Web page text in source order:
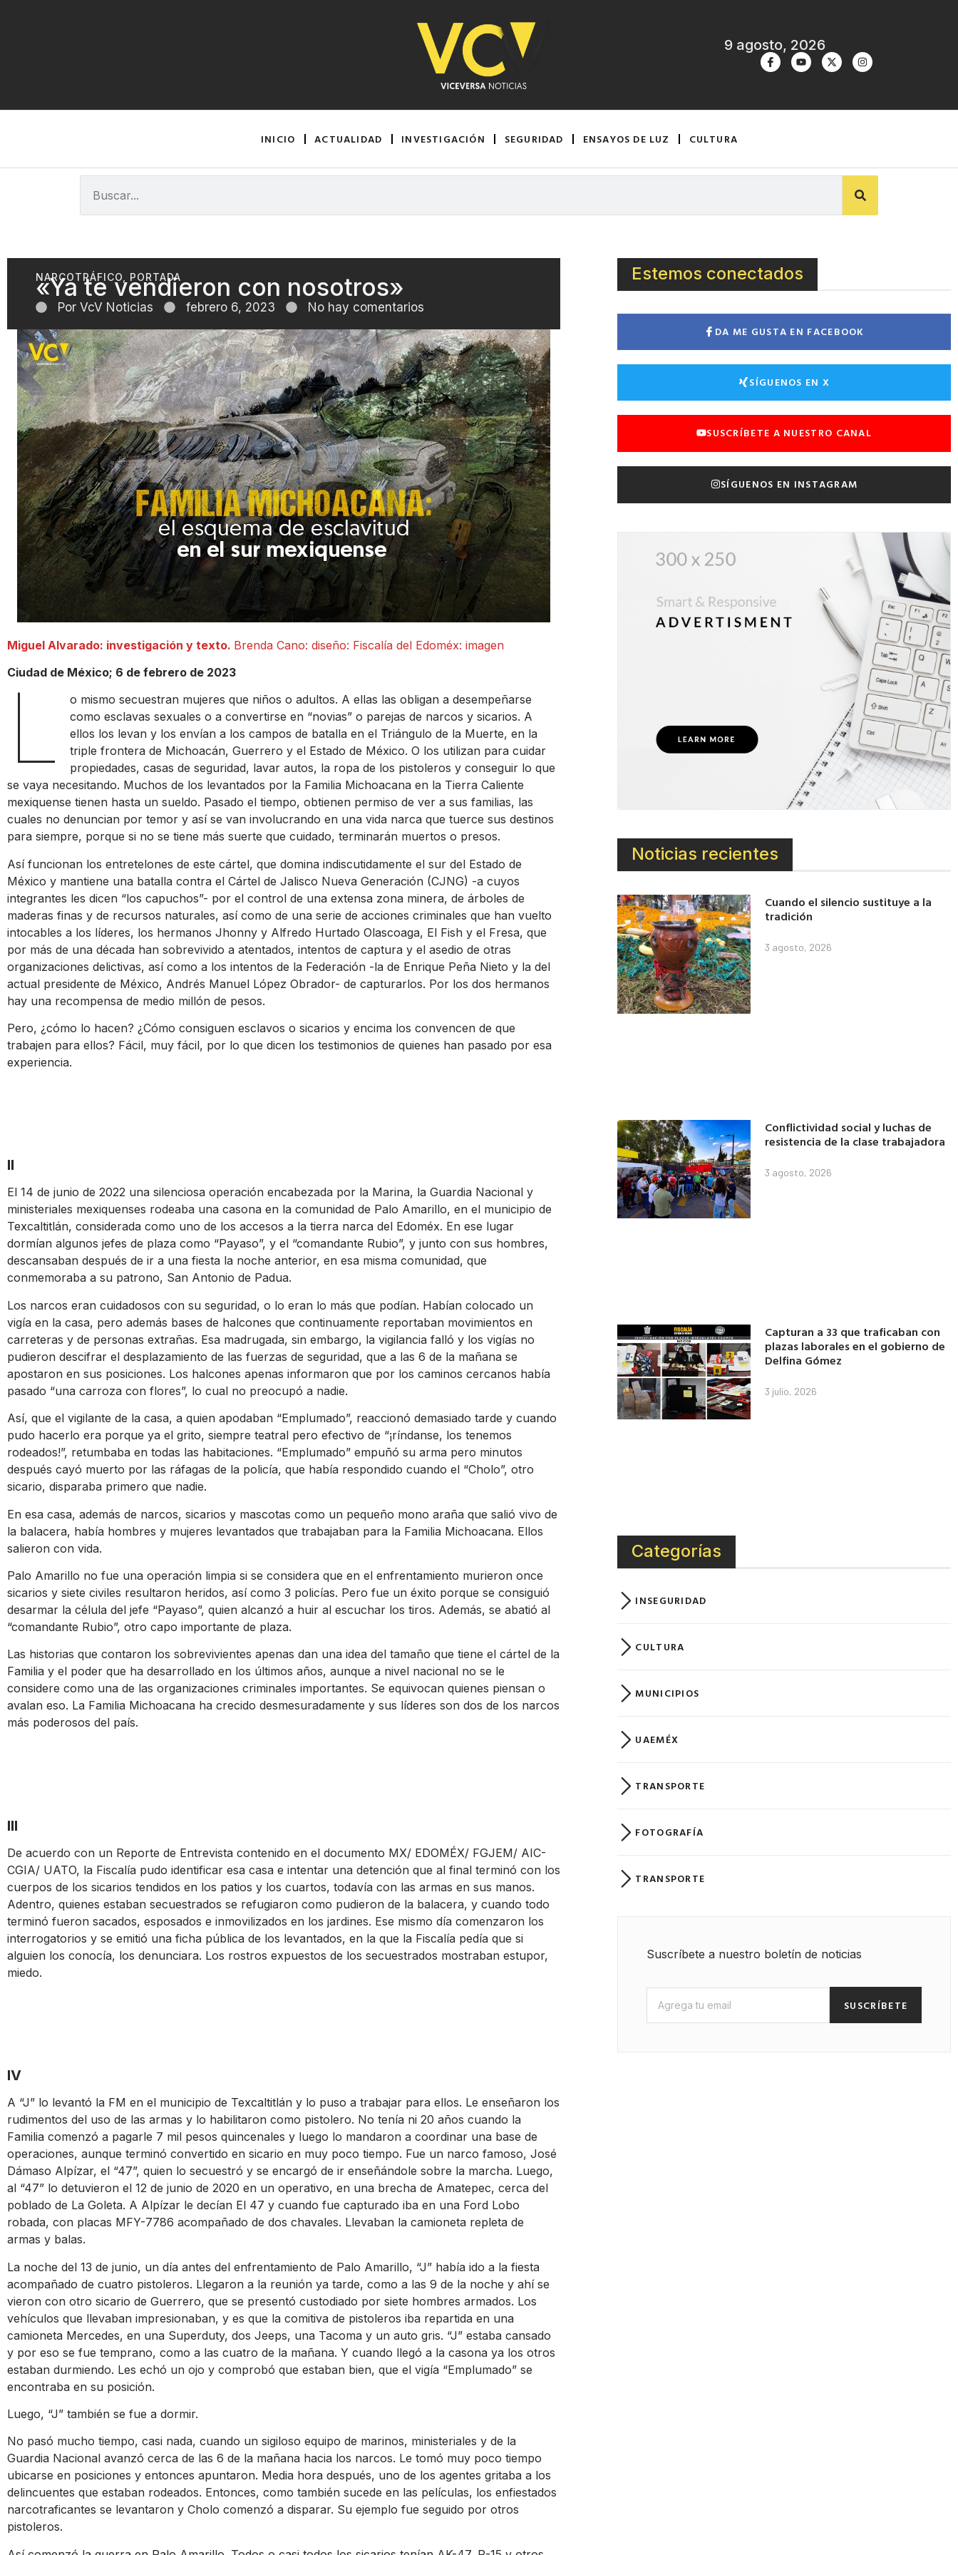
9 agosto, 2026
INICIO ACTUALIDAD INVESTIGACIÓN SEGURIDAD ENSAYOS DE LUZ CULTURA
NARCOTRÁFICO PORTADA
«Ya te vendieron con nosotros»
Por VcV Noticias febrero 6, 2023 No hay comentarios
Miguel Alvarado: investigación y texto. Brenda Cano: diseño: Fiscalía del Edoméx: imagen
Ciudad de México; 6 de febrero de 2023
L
o mismo secuestran mujeres que niños o adultos. A ellas las obligan a desempeñarse
como esclavas sexuales o a convertirse en “novias” o parejas de narcos y sicarios. A
ellos los levan y los envían a los campos de batalla en el Triángulo de la Muerte, en la
triple frontera de Michoacán, Guerrero y el Estado de México. O los utilizan para cuidar
propiedades, casas de seguridad, lavar autos, la ropa de los pistoleros y conseguir lo que
se vaya necesitando. Muchos de los levantados por la Familia Michoacana en la Tierra Caliente
mexiquense tienen hasta un sueldo. Pasado el tiempo, obtienen permiso de ver a sus familias, las
cuales no denuncian por temor y así se van involucrando en una vida narca que tuerce sus destinos
para siempre, porque si no se tiene más suerte que cuidado, terminarán muertos o presos.
Así funcionan los entretelones de este cártel, que domina indiscutidamente el sur del Estado de
México y mantiene una batalla contra el Cártel de Jalisco Nueva Generación (CJNG) -a cuyos
integrantes les dicen “los capuchos”- por el control de una extensa zona minera, de árboles de
maderas finas y de recursos naturales, así como de una serie de acciones criminales que han vuelto
intocables a los líderes, los hermanos Jhonny y Alfredo Hurtado Olascoaga, El Fish y el Fresa, que
por más de una década han sobrevivido a atentados, intentos de captura y el asedio de otras
organizaciones delictivas, así como a los intentos de la Federación -la de Enrique Peña Nieto y la del
actual presidente de México, Andrés Manuel López Obrador- de capturarlos. Por los dos hermanos
hay una recompensa de medio millón de pesos.
Pero, ¿cómo lo hacen? ¿Cómo consiguen esclavos o sicarios y encima los convencen de que
trabajen para ellos? Fácil, muy fácil, por lo que dicen los testimonios de quienes han pasado por esa
experiencia.
II
El 14 de junio de 2022 una silenciosa operación encabezada por la Marina, la Guardia Nacional y
ministeriales mexiquenses rodeaba una casona en la comunidad de Palo Amarillo, en el municipio de
Texcaltitlán, considerada como uno de los accesos a la tierra narca del Edoméx. En ese lugar
dormían algunos jefes de plaza como “Payaso”, y el “comandante Rubio”, y junto con sus hombres,
descansaban después de ir a una fiesta la noche anterior, en esa misma comunidad, que
conmemoraba a su patrono, San Antonio de Padua.
Los narcos eran cuidadosos con su seguridad, o lo eran lo más que podían. Habían colocado un
vigía en la casa, pero además bases de halcones que continuamente reportaban movimientos en
carreteras y de personas extrañas. Esa madrugada, sin embargo, la vigilancia falló y los vigías no
pudieron descifrar el desplazamiento de las fuerzas de seguridad, que a las 6 de la mañana se
apostaron en sus posiciones. Los halcones apenas informaron que por los caminos cercanos había
pasado “una carroza con flores”, lo cual no preocupó a nadie.
Así, que el vigilante de la casa, a quien apodaban “Emplumado”, reaccionó demasiado tarde y cuando
pudo hacerlo era porque ya el grito, siempre teatral pero efectivo de “¡ríndanse, los tenemos
rodeados!”, retumbaba en todas las habitaciones. “Emplumado” empuñó su arma pero minutos
después cayó muerto por las ráfagas de la policía, que había respondido cuando el “Cholo”, otro
sicario, disparaba primero que nadie.
En esa casa, además de narcos, sicarios y mascotas como un pequeño mono araña que salió vivo de
la balacera, había hombres y mujeres levantados que trabajaban para la Familia Michoacana. Ellos
salieron con vida.
Palo Amarillo no fue una operación limpia si se considera que en el enfrentamiento murieron once
sicarios y siete civiles resultaron heridos, así como 3 policías. Pero fue un éxito porque se consiguió
desarmar la célula del jefe “Payaso”, quien alcanzó a huir al escuchar los tiros. Además, se abatió al
“comandante Rubio”, otro capo importante de plaza.
Las historias que contaron los sobrevivientes apenas dan una idea del tamaño que tiene el cártel de la
Familia y el poder que ha desarrollado en los últimos años, aunque a nivel nacional no se le
considere como una de las organizaciones criminales importantes. Se equivocan quienes piensan o
avalan eso. La Familia Michoacana ha crecido desmesuradamente y sus líderes son dos de los narcos
más poderosos del país.
III
De acuerdo con un Reporte de Entrevista contenido en el documento MX/ EDOMÉX/ FGJEM/ AIC-
CGIA/ UATO, la Fiscalía pudo identificar esa casa e intentar una detención que al final terminó con los
cuerpos de los sicarios tendidos en los patios y los cuartos, todavía con las armas en sus manos.
Adentro, quienes estaban secuestrados se refugiaron como pudieron de la balacera, y cuando todo
terminó fueron sacados, esposados e inmovilizados en los jardines. Ese mismo día comenzaron los
interrogatorios y se emitió una ficha pública de los levantados, en la que la Fiscalía pedía que si
alguien los conocía, los denunciara. Los rostros expuestos de los secuestrados mostraban estupor,
miedo.
IV
A “J” lo levantó la FM en el municipio de Texcaltitlán y lo puso a trabajar para ellos. Le enseñaron los
rudimentos del uso de las armas y lo habilitaron como pistolero. No tenía ni 20 años cuando la
Familia comenzó a pagarle 7 mil pesos quincenales y luego lo mandaron a coordinar una base de
operaciones, aunque terminó convertido en sicario en muy poco tiempo. Fue un narco famoso, José
Dámaso Alpízar, el “47”, quien lo secuestró y se encargó de ir enseñándole sobre la marcha. Luego,
al “47” lo detuvieron el 12 de junio de 2020 en un operativo, en una brecha de Amatepec, cerca del
poblado de La Goleta. A Alpízar le decían El 47 y cuando fue capturado iba en una Ford Lobo
robada, con placas MFY-7786 acompañado de dos chavales. Llevaban la camioneta repleta de
armas y balas.
La noche del 13 de junio, un día antes del enfrentamiento de Palo Amarillo, “J” había ido a la fiesta
acompañado de cuatro pistoleros. Llegaron a la reunión ya tarde, como a las 9 de la noche y ahí se
vieron con otro sicario de Guerrero, que se presentó custodiado por siete hombres armados. Los
vehículos que llevaban impresionaban, y es que la comitiva de pistoleros iba repartida en una
camioneta Mercedes, en una Superduty, dos Jeeps, una Tacoma y un auto gris. “J” estaba cansado
y por eso se fue temprano, como a las cuatro de la mañana. Y cuando llegó a la casona ya los otros
estaban durmiendo. Les echó un ojo y comprobó que estaban bien, que el vigía “Emplumado” se
encontraba en su posición.
Luego, “J” también se fue a dormir.
No pasó mucho tiempo, casi nada, cuando un sigiloso equipo de marinos, ministeriales y de la
Guardia Nacional avanzó cerca de las 6 de la mañana hacia los narcos. Le tomó muy poco tiempo
ubicarse en posiciones y entonces apuntaron. Media hora después, uno de los agentes gritaba a los
delincuentes que estaban rodeados. Entonces, como también sucede en las películas, los enfiestados
narcotraficantes se levantaron y Cholo comenzó a disparar. Su ejemplo fue seguido por otros
pistoleros.
Estemos conectados
DA ME GUSTA EN FACEBOOK
SÍGUENOS EN X
SUSCRÍBETE A NUESTRO CANAL
SÍGUENOS EN INSTAGRAM
Noticias recientes
Cuando el silencio sustituye a la
tradición
3 agosto, 2026
Conflictividad social y luchas de
resistencia de la clase trabajadora
3 agosto, 2026
Capturan a 33 que traficaban con
plazas laborales en el gobierno de
Delfina Gómez
3 julio, 2026
Categorías
INSEGURIDAD
CULTURA
MUNICIPIOS
UAEMÉX
TRANSPORTE
FOTOGRAFÍA
TRANSPORTE
Suscríbete a nuestro boletín de noticias
SUSCRÍBETE